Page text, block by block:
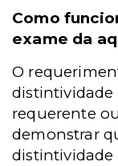
Como
exame da
O
distintividade
requerente
demonstrar
distintividade